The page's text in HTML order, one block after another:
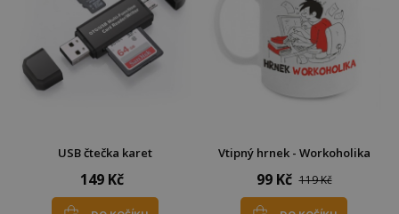
USB čtečka karet
149 Kč
Vtipný hrnek - Workoholika
99 Kč 119 Kč